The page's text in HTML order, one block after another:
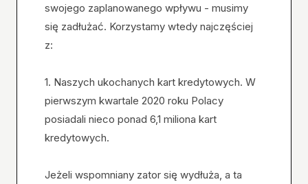
swojego zaplanowanego wpływu - musimy
się zadłużać. Korzystamy wtedy najczęściej
z:
1. Naszych ukochanych kart kredytowych. W
pierwszym kwartale 2020 roku Polacy
posiadali nieco ponad 6,1 miliona kart
kredytowych.
Jeżeli wspomniany zator się wydłuża, a ta